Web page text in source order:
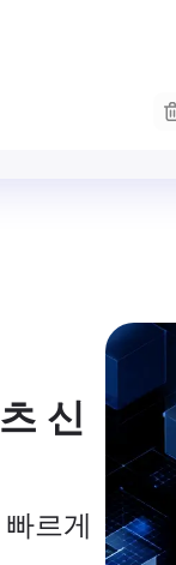
신
르게